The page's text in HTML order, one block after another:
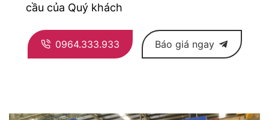
cầu của Quý khách
0964.333.933 Báo giá ngay